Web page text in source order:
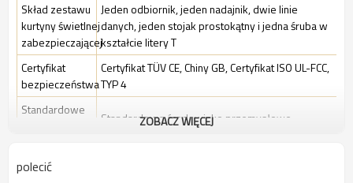
Skład zestawu
kurtyny świetlnej
zabezpieczającej
Jeden odbiornik, jeden nadajnik, dwie linie
danych, jeden stojak prostokątny i jedna śruba w
kształcie litery T
Certyfikat
bezpieczeństwa
Certyfikat TÜV CE, Chiny GB, Certyfikat ISO UL-FCC,
TYP 4
Standardowe
Standardowe środowisko przemysłowe
Cechy
ZOBACZ WIĘCEJ
polecić